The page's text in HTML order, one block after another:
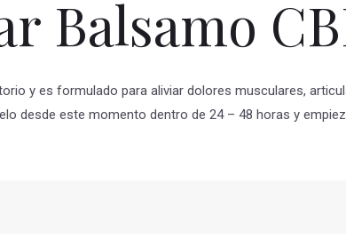
Balsamo
y es formulado para aliviar dolores musculares,
desde este momento dentro de 24 – 48 horas y